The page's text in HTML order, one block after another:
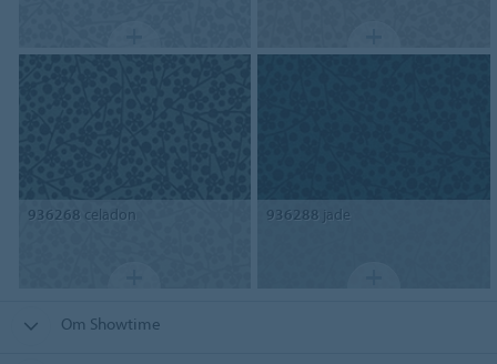
936268 celadon 936288 jade
Om Showtime